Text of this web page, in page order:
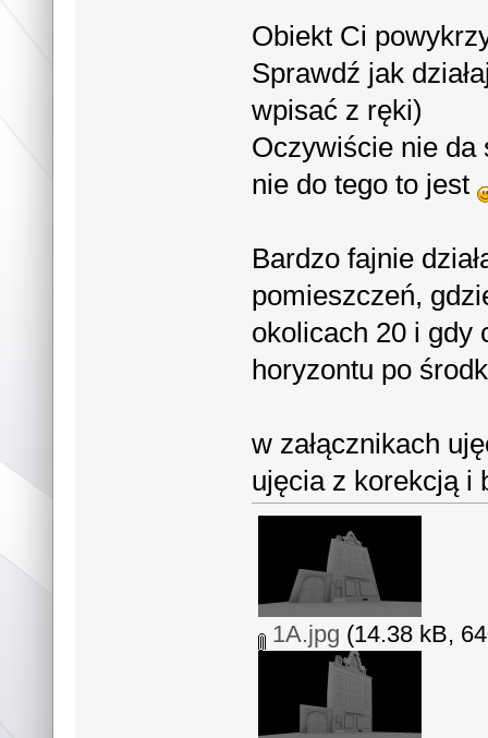
Obiekt Ci
Sprawdź jak
wpisać z ręki)
Oczywiście nie
nie do tego to jest
Bardzo fajnie
pomieszczeń,
okolicach 20 i gdy
horyzontu po
w załącznikach
ujęcia z korekcją i
1A.jpg (14.38 kB,